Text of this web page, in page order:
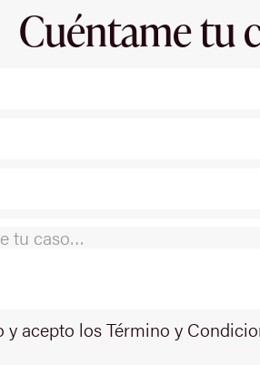
Cuéntame tu
y acepto los Término y